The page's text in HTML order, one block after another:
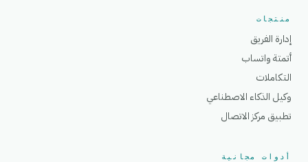
منتجات
إدارة الفريق
أتمتة واتساب
التكاملات
وكيل الذكاء الاصطناعي
تطبيق مركز الاتصال
أدوات مجانية